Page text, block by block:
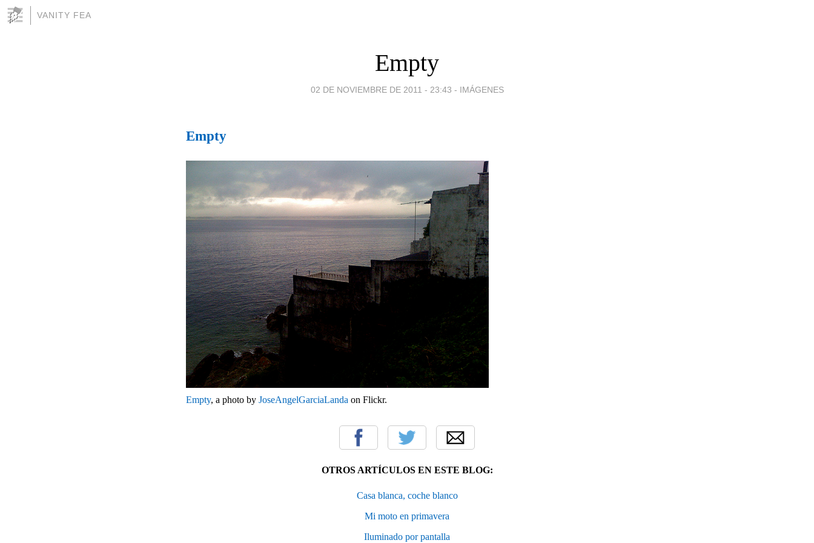
VANITY FEA
Empty
02 DE NOVIEMBRE DE 2011 - 23:43 - IMÁGENES
Empty
Empty, a photo by JoseAngelGarciaLanda on Flickr.
OTROS ARTÍCULOS EN ESTE BLOG:
Casa blanca, coche blanco
Mi moto en primavera
Iluminado por pantalla